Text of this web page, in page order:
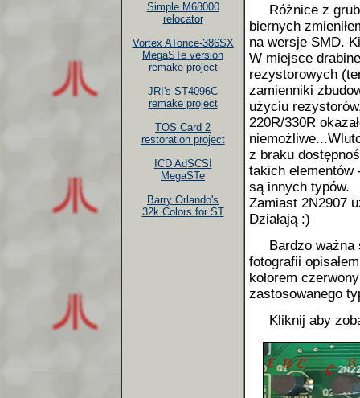
Simple M68000
relocator
Vortex ATonce-386SX
MegaSTe version
remake project
JRI's ST4096C
remake project
TOS Card 2
restoration project
ICD AdSCSI
MegaSTe
Barry Orlando's
32k Colors for ST
Różnice z
biernych
na wersje SMD.
W miejsce
rezystorowych
zamienniki
użyciu
220R/330R
z braku
takich
są innych typów.
Zamiast 2N2907
Działają :)
Bardzo ważna
fotografii opisałem
kolorem
zastosowanego
Kliknij aby